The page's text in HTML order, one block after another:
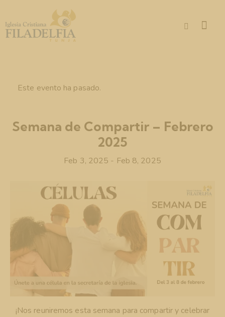
Este evento ha pasado.
Semana de Compartir – Febrero
2025
Feb 3, 2025 - Feb 8, 2025
¡Nos reuniremos esta semana para compartir y celebrar